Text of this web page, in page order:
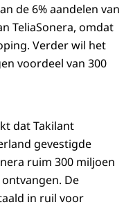
de 6% aandelen van
TeliaSonera, omdat
Verder wil het
voordeel van 300
dat Takilant
gevestigde
ruim 300 miljoen
De
in ruil voor